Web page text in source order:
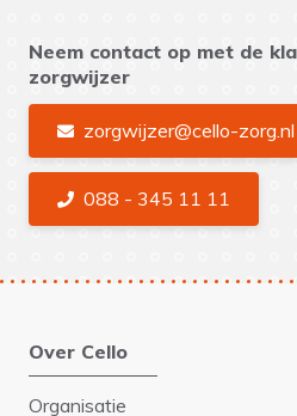
Neem contact op met de
zorgwijzer
zorgwijzer@cello-zorg.nl
088 - 345 11 11
Over Cello
Organisatie